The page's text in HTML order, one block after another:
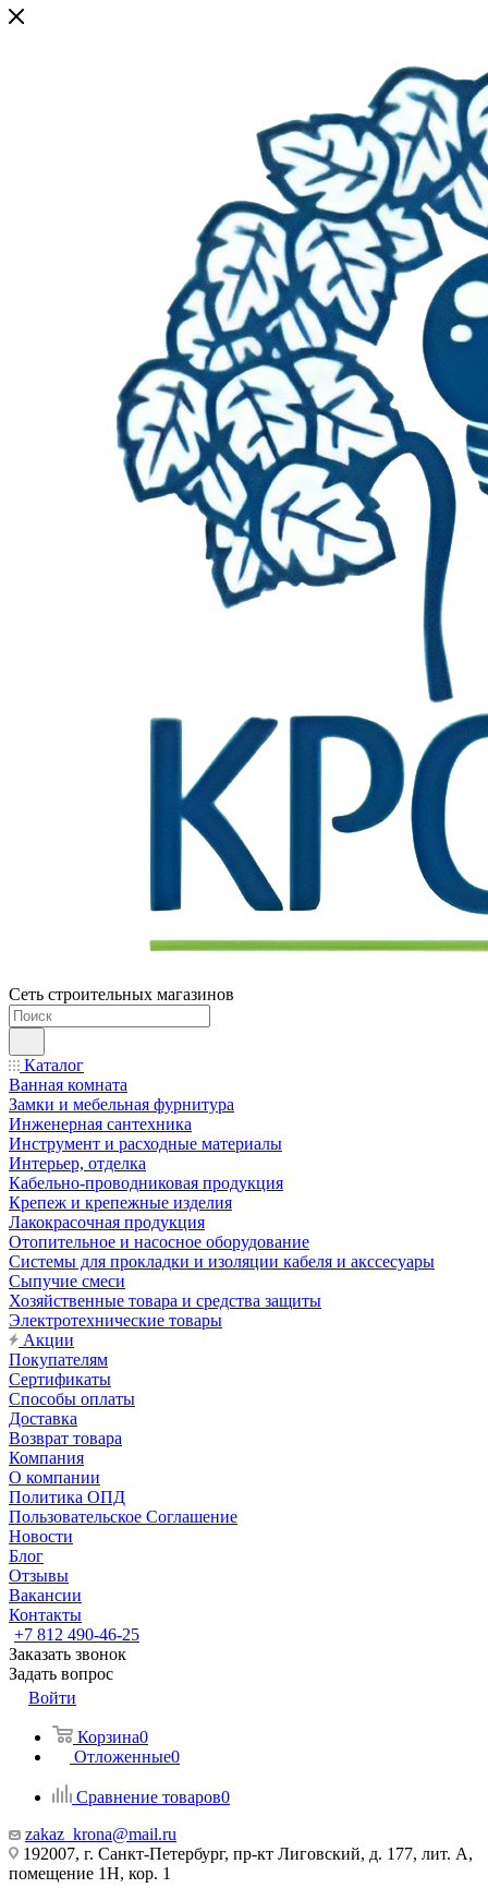
Сеть строительных магазинов
Каталог
Ванная комната
Замки и мебельная фурнитура
Инженерная сантехника
Инструмент и расходные материалы
Интерьер, отделка
Кабельно-проводниковая продукция
Крепеж и крепежные изделия
Лакокрасочная продукция
Отопительное и насосное оборудование
Системы для прокладки и изоляции кабеля и акссесуары
Сыпучие смеси
Хозяйственные товара и средства защиты
Электротехнические товары
Акции
Покупателям
Сертификаты
Способы оплаты
Доставка
Возврат товара
Компания
О компании
Политика ОПД
Пользовательское Соглашение
Новости
Блог
Отзывы
Вакансии
Контакты
+7 812 490-46-25
Заказать звонок
Задать вопрос
Войти
Корзина0
Отложенные0
Сравнение товаров0
zakaz_krona@mail.ru
192007, г. Санкт-Петербург, пр-кт Лиговский, д. 177, лит. А,
помещение 1Н, кор. 1